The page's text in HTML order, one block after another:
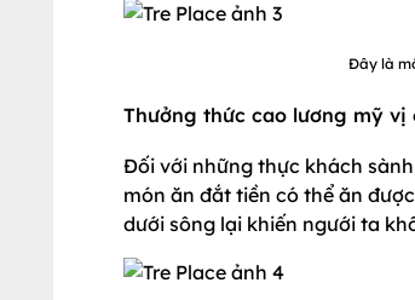
Đây là
Thưởng thức cao lương mỹ vị
Đối với những thực khách
món ăn đắt tiền có thể ăn
dưới sông lại khiến ngưới ta